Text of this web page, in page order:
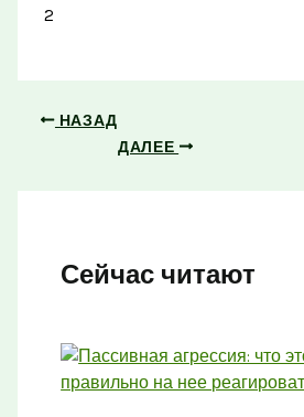
2
НАЗАД
ДАЛЕЕ
Сейчас читают